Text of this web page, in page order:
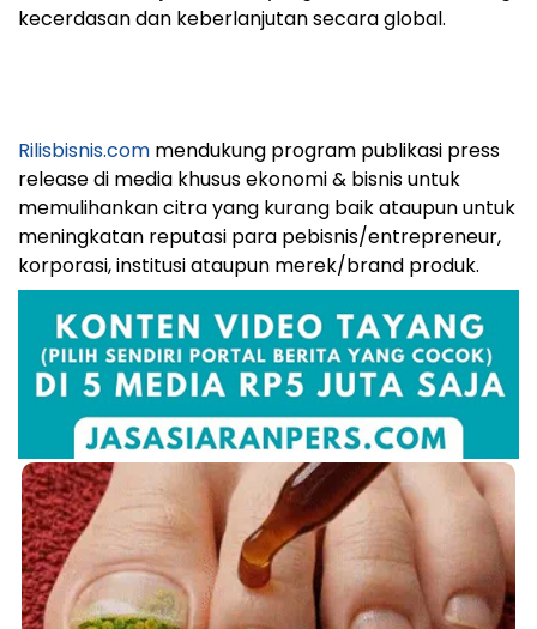
kecerdasan dan keberlanjutan secara global.
Rilisbisnis.com mendukung program publikasi press
release di media khusus ekonomi & bisnis untuk
memulihankan citra yang kurang baik ataupun untuk
meningkatan reputasi para pebisnis/entrepreneur,
korporasi, institusi ataupun merek/brand produk.